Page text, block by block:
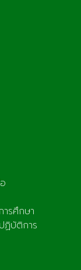
ารศึกษา
ฏิบัติการ